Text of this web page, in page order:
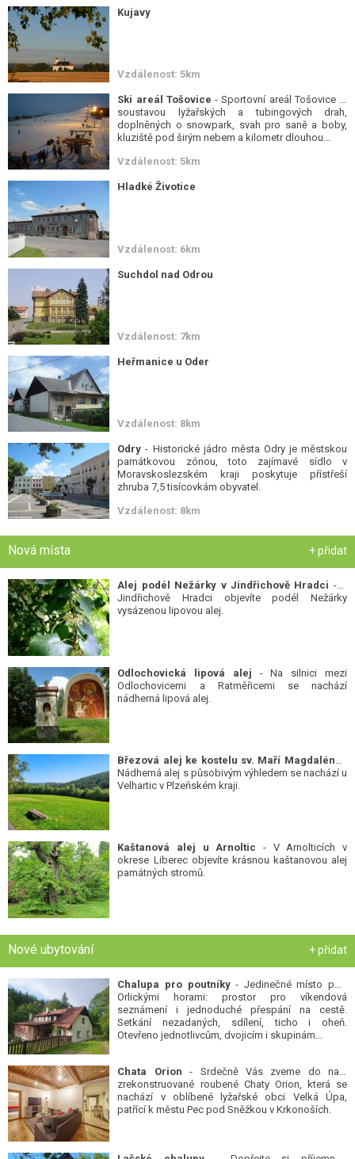
Kujavy
Vzdálenost: 5km
Ski areál Tošovice - Sportovní areál Tošovice je
soustavou lyžařských a tubingových drah,
doplněných o snowpark, svah pro saně a boby,
kluziště pod širým nebem a kilometr dlouhou...
Vzdálenost: 5km
Hladké Životice
Vzdálenost: 6km
Suchdol nad Odrou
Vzdálenost: 7km
Heřmanice u Oder
Vzdálenost: 8km
Odry - Historické jádro města Odry je městskou
památkovou zónou, toto zajímavé sídlo v
Moravskoslezském kraji poskytuje přístřeší
zhruba 7,5 tisícovkám obyvatel.
Vzdálenost: 8km
Nová místa + přidat
Alej podél Nežárky v Jindřichově Hradci - V
Jindřichově Hradci objevíte podél Nežárky
vysázenou lipovou alej.
Odlochovická lipová alej - Na silnici mezi
Odlochovicemi a Ratměřicemi se nachází
nádherná lipová alej.
Nádherná alej s působivým výhledem se nachází u
Velhartic v Plzeňském kraji.
Kaštanová alej u Arnoltic - V Arnolticích v
okrese Liberec objevíte krásnou kaštanovou alej
památných stromů.
Nové ubytování + přidat
Chalupa pro poutníky- Jedinečné místo pod
Orlickými horami: prostor pro víkendová
seznámení i jednoduché přespání na cestě.
Setkání nezadaných, sdílení, ticho i oheň.
Otevřeno jednotlivcům, dvojicím i skupinám...
Chata Orion - Srdečně Vás zveme do naší
zrekonstruované roubené Chaty Orion, která se
nachází v oblíbené lyžařské obci Velká Úpa,
patřící k městu Pec pod Sněžkou v Krkonoších.